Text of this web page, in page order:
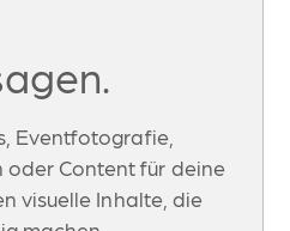
Eventfotografie,
Content für deine
visuelle Inhalte, die